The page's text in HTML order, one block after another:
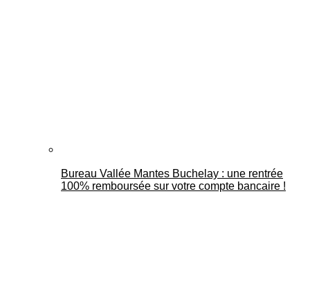
Bureau Vallée Mantes Buchelay : une rentrée
100% remboursée sur votre compte bancaire !